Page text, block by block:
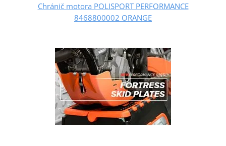
Chránič motora POLISPORT PERFORMANCE
8468800002 ORANGE